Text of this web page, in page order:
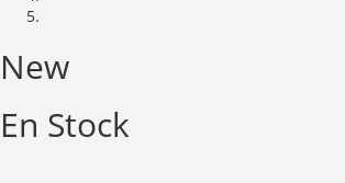
New
En Stock